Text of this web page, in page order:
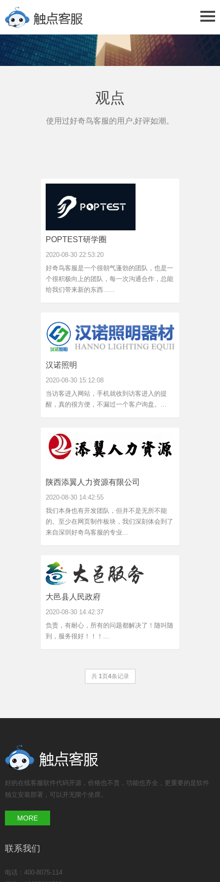
观点
使用过好奇鸟客服的用户,好评如潮。
POPTEST研学圈
2020-08-30 22:53:20
好奇鸟客服是一个很朝气蓬勃的团队，也是一
个很积极向上的团队，每一次沟通合作，总能
给我们带来新的东西......
汉诺照明
2020-08-30 15:12:08
当访客进入网站，手机就收到访客进入的提
醒，真的很方便，不漏过一个客户询盘。...
陕西添翼人力资源有限公司
2020-08-30 14:42:55
我们本身也有开发团队，但并不是无所不能
的。至少在网页制作板块，我们深刻体会到了
来自深圳好奇鸟客服的专业...
大邑县人民政府
2020-08-30 14:42:37
负责，有耐心，所有的问题都解决了！随叫随
到，服务很好！！！...
共 1页4条记录
好的在线客服软件代码开源，价格也不贵，功能也齐全，更重要的是软件
独立安装部署，可以开无限个坐席。
MORE
联系我们
电话：400-8075-114